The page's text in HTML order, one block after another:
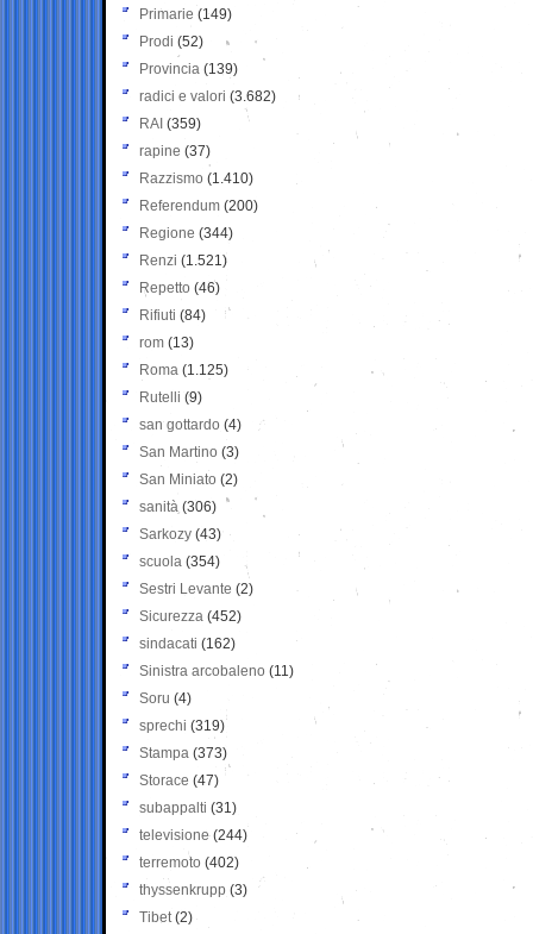
Primarie (149)
Prodi (52)
Provincia (139)
radici e valori (3.682)
RAI (359)
rapine (37)
Razzismo (1.410)
Referendum (200)
Regione (344)
Renzi (1.521)
Repetto (46)
Rifiuti (84)
rom (13)
Roma (1.125)
Rutelli (9)
san gottardo (4)
San Martino (3)
San Miniato (2)
sanità (306)
Sarkozy (43)
scuola (354)
Sestri Levante (2)
Sicurezza (452)
sindacati (162)
Sinistra arcobaleno (11)
Soru (4)
sprechi (319)
Stampa (373)
Storace (47)
subappalti (31)
televisione(244)
terremoto (402)
thyssenkrupp (3)
Tibet(2)